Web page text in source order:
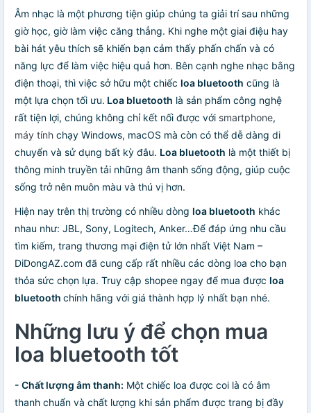
Âm nhạc là một phương tiện giúp chúng ta giải trí sau những
giờ học, giờ làm việc căng thẳng. Khi nghe một giai điệu hay
bài hát yêu thích sẽ khiến bạn cảm thấy phấn chấn và có
năng lực để làm việc hiệu quả hơn. Bên cạnh nghe nhạc bằng
điện thoại, thì việc sở hữu một chiếc loa bluetooth cũng là
một lựa chọn tối ưu. Loa bluetooth là sản phẩm công nghệ
rất tiện lợi, chúng không chỉ kết nối được với smartphone,
máy tính chạy Windows, macOS mà còn có thể dễ dàng di
chuyển và sử dụng bất kỳ đâu. Loa bluetooth là một thiết bị
thông minh truyền tải những âm thanh sống động, giúp cuộc
sống trở nên muôn màu và thú vị hơn.
Hiện nay trên thị trường có nhiều dòng loa bluetooth khác
nhau như: JBL, Sony, Logitech, Anker…Để đáp ứng nhu cầu
tìm kiếm, trang thương mại điện tử lớn nhất Việt Nam –
DiDongAZ.com đã cung cấp rất nhiều các dòng loa cho bạn
thỏa sức chọn lựa. Truy cập shopee ngay để mua được loa
bluetooth chính hãng với giá thành hợp lý nhất bạn nhé.
Những lưu ý để chọn mua
loa bluetooth tốt
- Chất lượng âm thanh: Một chiếc loa được coi là có âm
thanh chuẩn và chất lượng khi sản phẩm được trang bị đầy